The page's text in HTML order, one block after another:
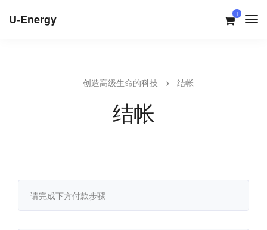
U-Energy 1
创造高级生命的科技 结帐
结帐
请完成下方付款步骤